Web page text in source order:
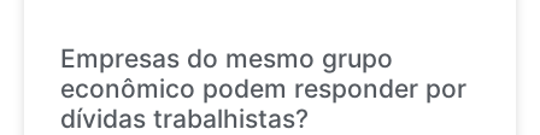
Empresas do mesmo grupo
econômico podem responder por
dívidas trabalhistas?